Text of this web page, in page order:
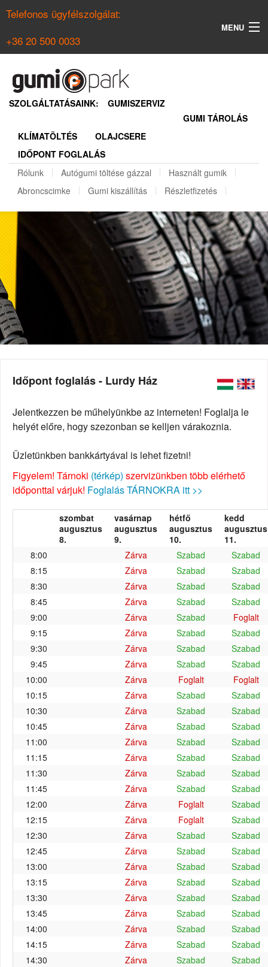
Telefonos ügyfélszolgálat:
+36 20 500 0033
MENU
NYÁRI GUMI KERESŐ
REGISZTRÁCIÓ
SZOLGÁLTATÁSAINK:
GUMISZERVIZ
GUMI TÁROLÁS
KLÍMATÖLTÉS
OLAJCSERE
IDŐPONT FOGLALÁS
Rólunk
Autógumi töltése gázzal
Használt gumik
Abroncscimke
Gumi kiszállítás Részletfizetés
Időpont foglalás - Lurdy Ház
Jelentkezzen be műhelyünkbe az interneten! Foglalja le
helyét előre, hogy szezonban se kelljen várakoznia.
Üzletünkben bankkártyával is lehet fizetni!
Figyelem! Tárnoki (térkép) szervizünkben több elérhető
időponttal várjuk! Foglalás TÁRNOKRA itt >>
szombat
augusztus
8.
vasárnap
augusztus
9.
hétfő
augusztus
10.
kedd
augusztus
11.
8:00
Zárva Szabad
Szabad
8:15
Zárva Szabad
Szabad
8:30
Zárva Szabad
Szabad
8:45
Zárva Szabad
Szabad
9:00
Zárva Szabad
Foglalt
9:15
Zárva Szabad
Szabad
9:30
Zárva Szabad
Szabad
9:45
Zárva Szabad
Szabad
10:00
Zárva Foglalt
Foglalt
10:15
Zárva Szabad
Szabad
10:30
Zárva Szabad
Szabad
10:45
Zárva Szabad
Szabad
11:00
Zárva Szabad
Szabad
11:15
Zárva Szabad
Szabad
11:30
Zárva Szabad
Szabad
11:45
Zárva Szabad
Szabad
12:00
Zárva Foglalt
Szabad
12:15
Zárva Foglalt
Szabad
12:30
Zárva Szabad
Szabad
12:45
Zárva Szabad
Szabad
13:00
Zárva Szabad
Szabad
13:15
Zárva Szabad
Szabad
13:30
Zárva Szabad
Szabad
13:45
Zárva Szabad
Szabad
14:00
Zárva Szabad
Szabad
14:15
Zárva Szabad
Szabad
14:30
Zárva Szabad
Szabad